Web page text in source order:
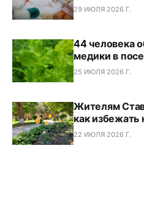
29 ИЮЛЯ 2026 Г.
44 человека
медики в
25 ИЮЛЯ 2026 Г.
Жителям
как избежать
22 ИЮЛЯ 2026 Г.